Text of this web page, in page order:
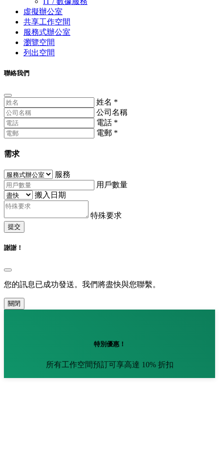
虛擬辦公室
共享工作空間
服務式辦公室
瀏覽空間
列出空間
聯絡我們
姓名 *
公司名稱
電話 *
電郵 *
需求
服務
用戶數量
搬入日期
特殊要求
提交
謝謝！
您的訊息已成功發送。我們將盡快與您聯繫。
關閉
特別優惠！
所有工作空間預訂可享高達 10% 折扣